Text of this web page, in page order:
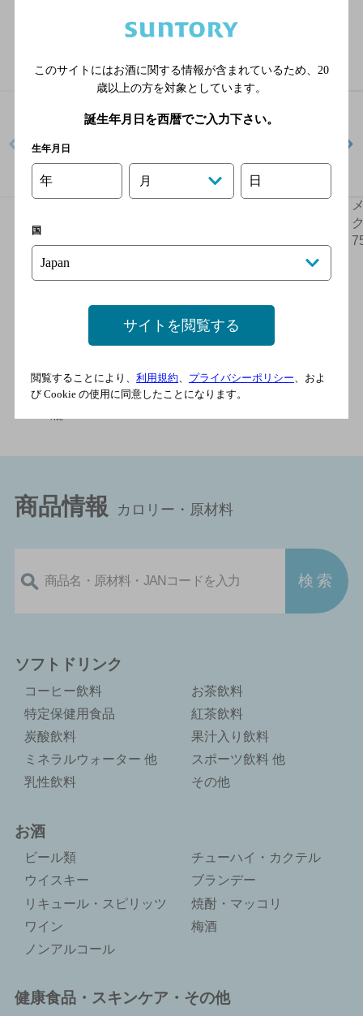
700ml瓶
アメリカ
＞ メーカーズマーク ＞ メーカーズマーク 46
商品情報 カロリー・原材料
ソフトドリンク
コーヒー飲料
お茶飲料
特定保健用食品
紅茶飲料
炭酸飲料
果汁入り飲料
ミネラルウォーター 他
スポーツ飲料 他
乳性飲料
その他
お酒
ビール類
チューハイ・カクテル
ウイスキー
ブランデー
リキュール・スピリッツ
焼酎・マッコリ
ワイン
梅酒
ノンアルコール
健康食品・スキンケア・その他
このサイトにはお酒に関する情報が含まれているため、 20
歳以上の方を対象としています。
誕生年月日を西暦でご入力下さい。
生年月日
年 月 日
国
サイトを閲覧する
閲覧することにより、 利用規約、 プライバシーポリシー、およ
び Cookie の使用に同意したことになります。